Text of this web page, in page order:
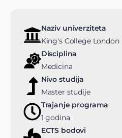
Naziv univerziteta
King's College London
Disciplina
Medicina
Nivo studija
Master studije
Trajanje programa
1 godina
ECTS bodovi